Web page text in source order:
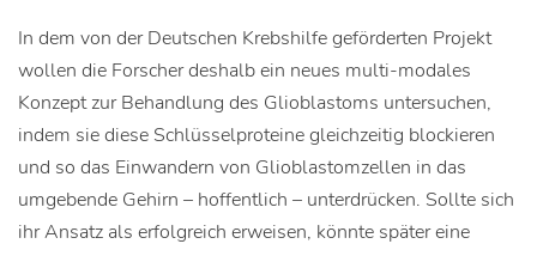
In dem von der Deutschen Krebshilfe geförderten Projekt
wollen die Forscher deshalb ein neues multi-modales
Konzept zur Behandlung des Glioblastoms untersuchen,
indem sie diese Schlüsselproteine gleichzeitig blockieren
und so das Einwandern von Glioblastomzellen in das
umgebende Gehirn – hoffentlich – unterdrücken. Sollte sich
ihr Ansatz als erfolgreich erweisen, könnte später eine